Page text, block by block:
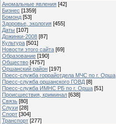
Аномальные явления [42]
Бизнес [1359]
Бомонд [53]
Здоровье, экология [455]
Даты [107]
Дожинки-2008 [87]
Культура [501]
Новости этого сайта [69]
Образование [190]
Общество [4757]
Оршанский район [197]
Пресс-служба горрайотдела МЧС по г. Орша
Пресс-служба оршанского ГОВД [8]
Пресс-служба ИМНС РБ по г. Орша [51]
Проиcшествия, криминал [638]
Связь [80]
Слухи [28]
Спорт [304]
Транспорт [277]